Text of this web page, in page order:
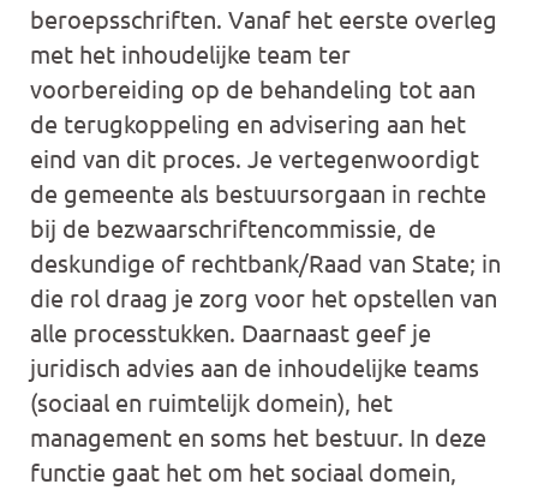
beroepsschriften. Vanaf het eerste overleg
met het inhoudelijke team ter
voorbereiding op de behandeling tot aan
de terugkoppeling en advisering aan het
eind van dit proces. Je vertegenwoordigt
de gemeente als bestuursorgaan in rechte
bij de bezwaarschriftencommissie, de
deskundige of rechtbank/Raad van State; in
die rol draag je zorg voor het opstellen van
alle processtukken. Daarnaast geef je
juridisch advies aan de inhoudelijke teams
(sociaal en ruimtelijk domein), het
management en soms het bestuur. In deze
functie gaat het om het sociaal domein,